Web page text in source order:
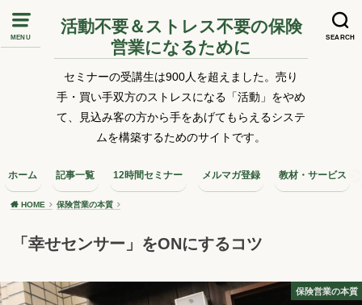
MENU SEARCH
活動不要＆ストレス不要の保険
営業になるために
セミナーの受講生は900人を超えました。売り
手・買い手双方のストレスになる「活動」をやめ
て、見込み客の方から手をあげてもらえるシステ
ムを構築するためのサイトです。
ホーム 記事一覧 12時間セミナー メルマガ登録 教材・サービス
HOME 保険営業の本質
「幸せセンサー」をONにするコツ
保険営業の本質